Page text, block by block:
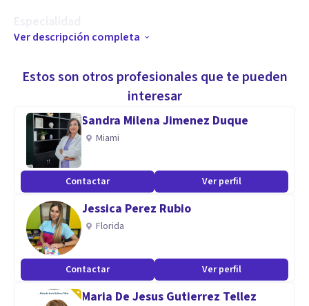
Especialidad
TRASTORNO BIPOLAR. TRASTORNO LÍMITE DE LA
COMORBILIDADES ASOCIADAS.TCA.TEA TDA.
Aptitudes
Tecnicas diferente para enfrentar las crisis . No te juzgo ,
trabajos en conjunto, cercana.
Ver descripción completa
Estos son otros profesionales que te pueden
interesar
Sandra Milena Jimenez Duque
Miami
Contactar Ver perfil
Jessica Perez Rubio
Florida
Contactar Ver perfil
Maria De Jesus Gutierrez Tellez